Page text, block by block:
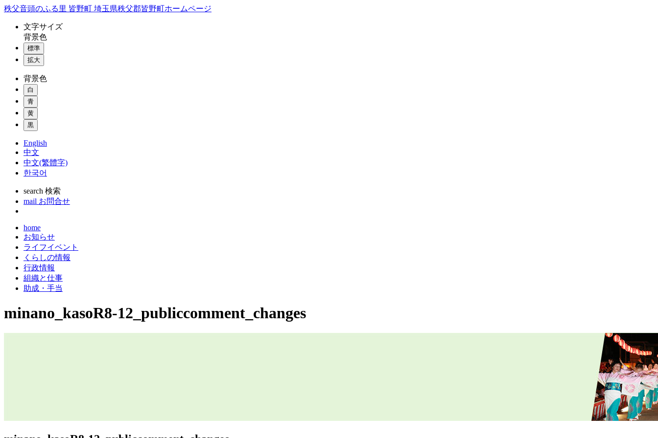
コ
秩父音頭のふる里 皆野町 埼玉県秩父郡皆野町ホームページ
文字サイズ
背景色
標準
拡大
背景色
白
青
黄
黒
English
中文
中文(繁體字)
한국어
search 検索
mail お問合せ
home
お知らせ
ライフイベント
くらしの情報
行政情報
組織と仕事
助成・手当
minano_kasoR8-12_publiccomment_changes